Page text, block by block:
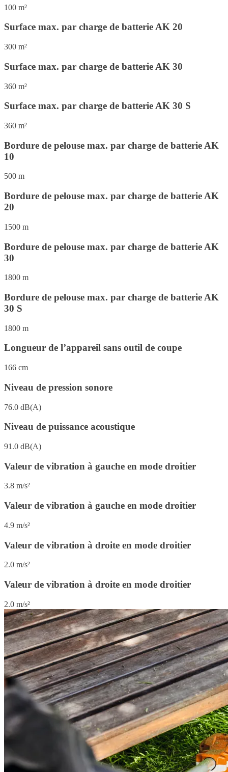
100 m²
Surface max. par charge de batterie AK 20
300 m²
Surface max. par charge de batterie AK 30
360 m²
Surface max. par charge de batterie AK 30 S
360 m²
Bordure de pelouse max. par charge de batterie AK
10
500 m
Bordure de pelouse max. par charge de batterie AK
20
1500 m
Bordure de pelouse max. par charge de batterie AK
30
1800 m
Bordure de pelouse max. par charge de batterie AK
30 S
1800 m
Longueur de l’appareil sans outil de coupe
166 cm
Niveau de pression sonore
76.0 dB(A)
Niveau de puissance acoustique
91.0 dB(A)
Valeur de vibration à gauche en mode droitier
3.8 m/s²
Valeur de vibration à gauche en mode droitier
4.9 m/s²
Valeur de vibration à droite en mode droitier
2.0 m/s²
Valeur de vibration à droite en mode droitier
2.0 m/s²